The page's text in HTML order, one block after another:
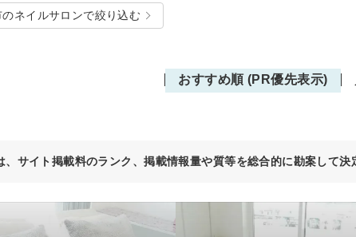
のネイルサロンで絞り込む
おすすめ順 (PR優先表示)
、サイト掲載料のランク、掲載情報量や質等を総合的に勘案して決